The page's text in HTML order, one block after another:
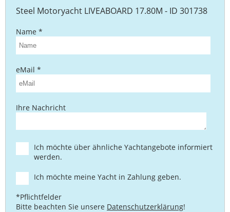
Steel Motoryacht LIVEABOARD 17.80M - ID 301738
Name *
eMail *
Ihre Nachricht
Ich möchte über ähnliche Yachtangebote informiert
werden.
Ich möchte meine Yacht in Zahlung geben.
*Pflichtfelder
Bitte beachten Sie unsere Datenschutzerklärung!